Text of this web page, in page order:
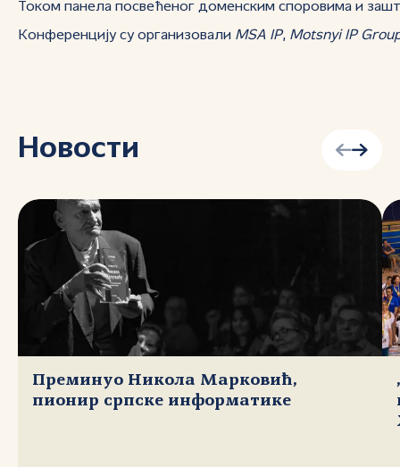
Током панела посвећеног доменским споровима и
Конференцију су организовали MSA IP, Motsnyi IP
Новости
Преминуо Никола Марковић,
пионир српске информатике